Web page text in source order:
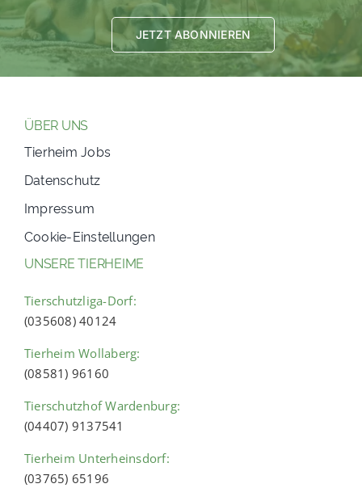
JETZT ABONNIEREN
ÜBER UNS
Tierheim Jobs
Datenschutz
Impressum
Cookie-Einstellungen
UNSERE TIERHEIME
Tierschutzliga-Dorf:
(035608) 40124
Tierheim Wollaberg:
(08581) 96160
Tierschutzhof Wardenburg:
(04407) 9137541
Tierheim Unterheinsdorf:
(03765) 65196